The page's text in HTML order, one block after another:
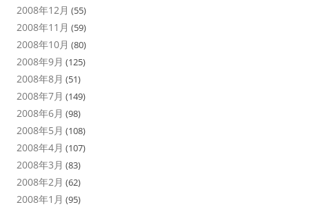
2008年12月 (55)
2008年11月 (59)
2008年10月 (80)
2008年9月 (125)
2008年8月 (51)
2008年7月 (149)
2008年6月 (98)
2008年5月 (108)
2008年4月 (107)
2008年3月 (83)
2008年2月 (62)
2008年1月 (95)